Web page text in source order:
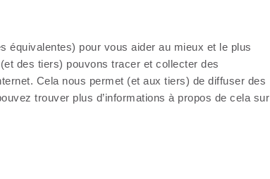
équivalentes) pour vous aider au mieux et le plus
des tiers) pouvons tracer et collecter des
Cela nous permet (et aux tiers) de diffuser des
trouver plus d’informations à propos de cela sur
Mes commandes
S'inscrire